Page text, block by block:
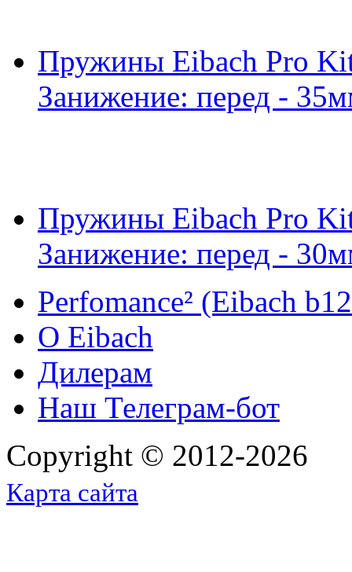
Пружины Eibach Pro
Занижение: перед -
Пружины Eibach Pro
Занижение: перед -
Perfomance² (Eibach
O Eibach
Дилерам
Наш Телеграм-бот
Copyright © 2012-2026
Карта сайта